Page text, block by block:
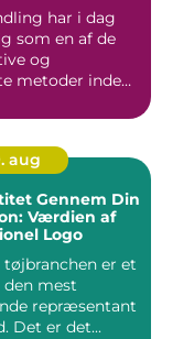
har i dag
som en af de
og
metoder inden
aug
Gennem Din
Værdien af
Logo
er et
mest
repræsentant
Det er det...